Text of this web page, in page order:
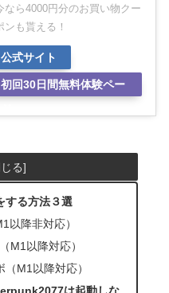
なら4000円分のお買い物クー
ンも貰える！
公式サイト
初回30日間無料体験ペー
る方法３選
以降非対応）
M1以降対応）
M1以降対応）